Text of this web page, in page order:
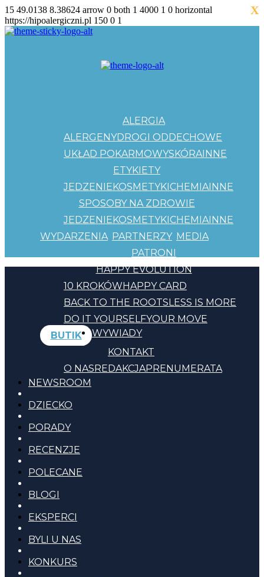
15 49.0138 8.38624 arrow 0 both 1 4000 1 0 horizontal
https://hipoalergiczni.pl 150 0 1
ALERGIA
ALERGENYDROGI ODDECHOWE
UKŁAD POKARMOWYSKÓRAINNE
ETYKIETY
JEDZENIEKOSMETYKICHEMIAINNE
SPOSOBY NA ZDROWIE
JEDZENIEKOSMETYKICHEMIAINNE
WYDARZENIA PARTNERZY
PATRONI
MEDIA
HAPPY EVOLUTION
10 KROKÓWHAPPY CARD
BACK TO THE ROOTSLESS IS MORE
DO IT YOURSELFYOUR MOVE
BUTIK
KONTAKT
O NASREDAKCJAPRENUMERATA
WYWIADY
NEWSROOM
DZIECKO
PORADY
RECENZJE
POLECANE
BLOGI
EKSPERCI
BYLI U NAS
KONKURS
X